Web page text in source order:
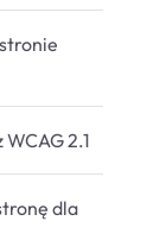
2.1
dla